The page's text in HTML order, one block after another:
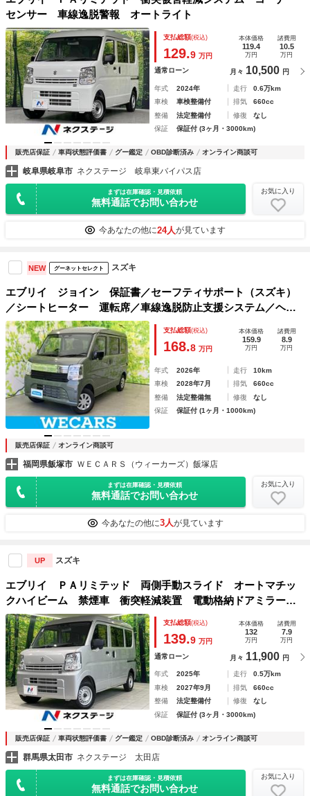
センサー 車線逸脱警報 オートライト
支払総額(税込)
129.9 万円
本体価格
119.4
万円
諸費用
10.5
万円
通常ローン 月々 10,500 円
年式 2024年 走行
0.6万km
車検
車検整備付 排気
660cc
整備
法定整備付 修復
なし
保証
保証付 (3ヶ月・3000km)
販売店保証 車両状態評価書 グー鑑定 OBD診断済み オンライン商談可
岐阜県岐阜市 ネクステージ 岐阜東バイパス店
まずは在庫確認・見積依頼
無料通話でお問い合わせ
お気に入り
今あなたの他に24人が見ています
NEW グーネットセレクト スズキ
エブリイ ジョイン 保証書／セーフティサポート（スズキ）
／シートヒーター 運転席／車線逸脱防止支援システム／ヘッ
ドランプ ＬＥＤ／パワーウインドウ／エンジンスタートボタ
ン／キーレスエントリー／オートライト
支払総額(税込)
168.8 万円
本体価格
159.9
万円
諸費用
8.9
万円
年式 2026年 走行
10km
車検
2028年7月 排気
660cc
整備
法定整備無 修復
なし
保証
保証付 (1ヶ月・1000km)
販売店保証 オンライン商談可
福岡県飯塚市 ＷＥＣＡＲＳ（ウィーカーズ）飯塚店
まずは在庫確認・見積依頼
無料通話でお問い合わせ
お気に入り
今あなたの他に3人が見ています
UP スズキ
エブリイ ＰＡリミテッド 両側手動スライド オートマチッ
クハイビーム 禁煙車 衝突軽減装置 電動格納ドアミラー
アイドリングストップ キーレス 横滑り軽減システム 運転
席／助手席エアバッグ 盗難防止システム 衝突安全ボディ
支払総額(税込)
139.9 万円
本体価格
132
万円
諸費用
7.9
万円
通常ローン 月々 11,900 円
年式 2025年 走行
0.5万km
車検
2027年9月 排気
660cc
整備
法定整備付 修復
なし
保証
保証付 (3ヶ月・3000km)
販売店保証 車両状態評価書 グー鑑定 OBD診断済み オンライン商談可
群馬県太田市 ネクステージ 太田店
まずは在庫確認・見積依頼
無料通話でお問い合わせ
お気に入り